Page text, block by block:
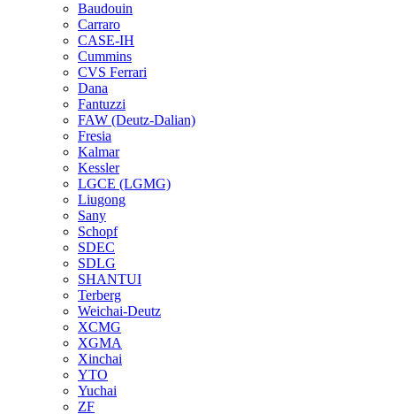
Baudouin
Carraro
CASE-IH
Cummins
CVS Ferrari
Dana
Fantuzzi
FAW (Deutz-Dalian)
Fresia
Kalmar
Kessler
LGCE (LGMG)
Liugong
Sany
Schopf
SDEC
SDLG
SHANTUI
Terberg
Weichai-Deutz
XCMG
XGMA
Xinchai
YTO
Yuchai
ZF